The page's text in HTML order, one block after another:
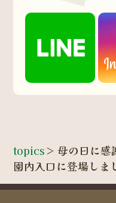
topics >母の日に感
園内入口に登場しま